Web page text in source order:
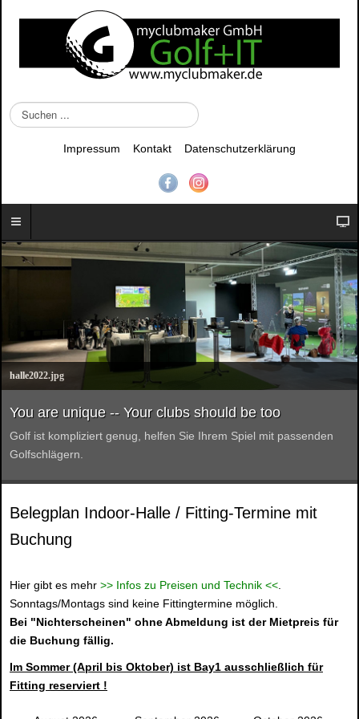
S
u
.
.
.
Impressum Kontakt Datenschutzerklärung
halle2022.jpg
You are unique -- Your clubs should be too
Golf ist kompliziert genug, helfen Sie Ihrem Spiel mit passenden
Golfschlägern.
Belegplan Indoor-Halle / Fitting-Termine mit
Buchung
Hier gibt es mehr >> Infos zu Preisen und Technik <<.
Sonntags/Montags sind keine Fittingtermine möglich.
Bei "Nichterscheinen" ohne Abmeldung ist der Mietpreis für
die Buchung fällig.
Im Sommer (April bis Oktober) ist Bay1 ausschließlich für
Fitting reserviert !